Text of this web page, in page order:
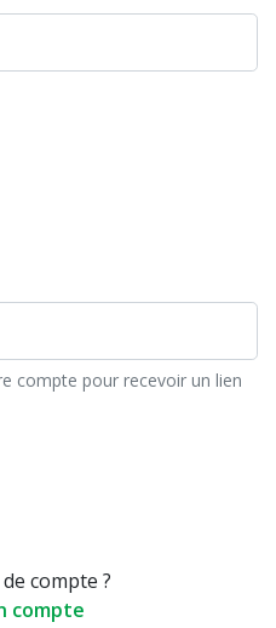
compte pour recevoir un lien
compte ?
compte